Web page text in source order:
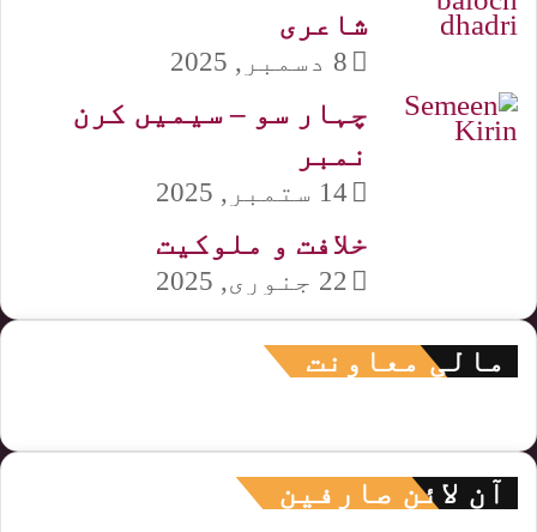
شاعری
8 دسمبر, 2025
چہار سو – سیمیں کرن
نمبر
14 ستمبر, 2025
خلافت و ملوکیت
22 جنوری, 2025
مالی معاونت
آن لائن صارفین